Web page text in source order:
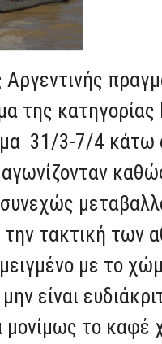
της
31/3-7/4
την τακτική
με το
είναι
μονίμως το